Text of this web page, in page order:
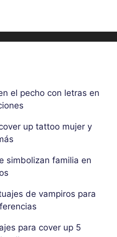
el pecho con letras en
up tattoo mujer y
simbolizan familia en
de vampiros para
para cover up 5